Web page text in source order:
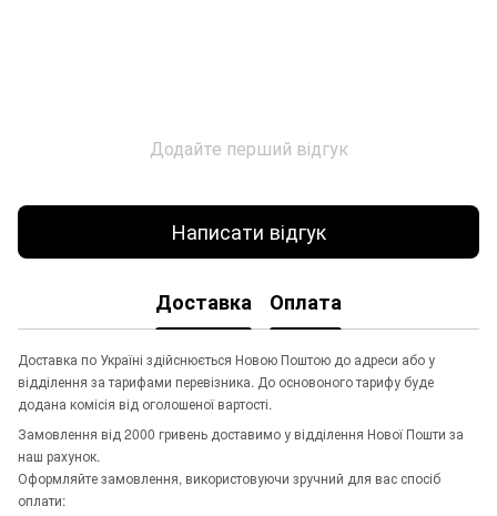
Додайте перший відгук
Написати відгук
Доставка Оплата
Доставка по Україні здійснюється Новою Поштою до адреси або у
відділення за тарифами перевізника. До основоного тарифу буде
додана комісія від оголошеної вартості.
Замовлення від 2000 гривень доставимо у відділення Нової Пошти за
наш рахунок.
Оформляйте замовлення, використовуючи зручний для вас спосіб
оплати: